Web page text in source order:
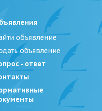
объявление
объявление
- ответ